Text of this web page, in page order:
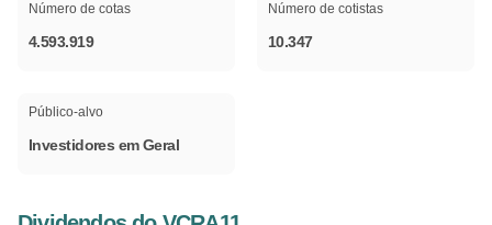
Número de cotas
4.593.919
Número de cotistas
10.347
Público-alvo
Investidores em Geral